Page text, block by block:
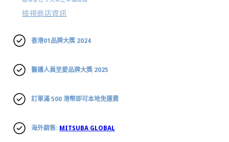
檢視商店資訊
香港01品牌大獎 2024
醫護人員至愛品牌大獎 2025
訂單滿 500 港幣即可本地免運費
海外銷售: MITSUBA GLOBAL